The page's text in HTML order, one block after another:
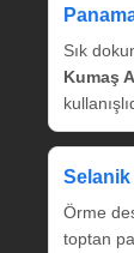
Sık
Kumaş
Örme
toptan